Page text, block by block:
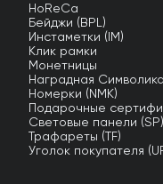
HoReCa
Бейджи (BPL)
Инстаметки (IM)
Клик рамки
Монетницы
Наградная Символика
Номерки (NMK)
Подарочные
Световые панели (SP)
Трафареты (TF)
Уголок покупателя